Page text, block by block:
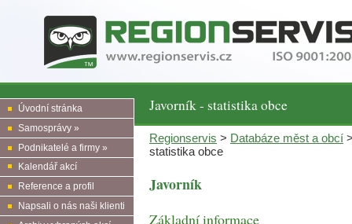
Javorník - statistika obce
Úvodní stránka
Samosprávy »
Podnikatelé a firmy »
Kalendář akcí
Reference a profil
Napsali o nás naši klienti
Regionservis > Databáze měst a obcí
statistika obce
Javorník
Základní informace